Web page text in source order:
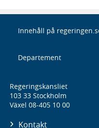
Innehåll på
Departement
Regeringskansliet
103 33 Stockholm
Växel 08-405 10 00
Kontakt